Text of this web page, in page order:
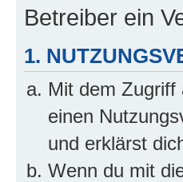
Betreiber ein
1.
Mit dem Zugriff
einen
und erklärst
Wenn du mit